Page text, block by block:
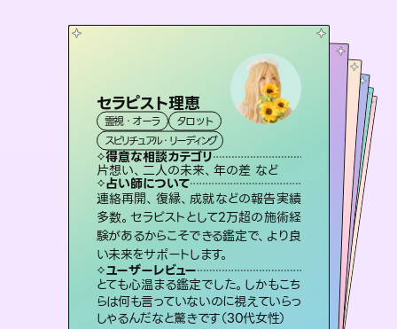
セラピスト理恵
霊視・オーラ
タロット
スピリチュアル・リーディング
得意な相談カテゴリ
片想い、二人の未来、年の差 など
占い師について
連絡再開、復縁、成就などの報告実績
多数。セラピストとして2万超の施術経
験があるからこそできる鑑定で、より良
い未来をサポートします。
ユーザーレビュー
とても心温まる鑑定でした。しかもこち
らは何も言っていないのに視えていらっ
しゃるんだなと驚きです（30代女性）
アイリス -iris-
西洋占星術 タロット
ルーン
得意な相談カテゴリ
恋愛総合、片想い、二人の未来 など
占い師について
復縁、恋愛、不倫の行方、同性愛や片
思い、仕事関係や借金問題まで知りた
いことや心の負担になっていることを
紐解き、背中をそっと押して導きます。
ユーザーレビュー
安心感のあり、言い切ってくれる所や濁
さない鑑定のおかげで、毎回自分の気
持ちを整えられます（30代 男性）
おう 霊感オラクル
霊視・オーラ
オラクルカード
得意な相談カテゴリ
恋愛総合、あの人の気持ち など
占い師について
霊視×オラクルカードを使って「今」と
「未来」そして「気になるあの人の気持
ち」まで丁寧に読み解き、恋や人生のヒ
ントを優しく引き出します。
ユーザーレビュー
不安な気持ちが嘘みたいに晴れまし
た…！よく視えていらっしゃるんだなと
感じました（40代 女性）
未来視師＊花
霊視・オーラ
スピリチュアル・リーディング
得意な相談カテゴリ
出逢い、片想い、復縁 など
占い師について
未来には何パターンもの選択肢があります。不安で視えにくくなっているあなたの素敵な未来を見つけ、その未来を選択できるようアドバイスします。
ユーザーレビュー
職場の人の性質や人間関係、本心など
本当によく視えていてびっくり。対策が
打てて前向きになれます（40代）
彗望（すいぼう
霊視・オーラ
スピリチュアル・リーディング
得意な相談カテゴリ
片想い、あの人の気持ち、復縁 など
占い師について
3,700年以上の歴史を持つ東洋最古の
占術「易占」で詳細まで占い、幸せへ向
かう道筋を示します。厳しい結果にも具
体的な対策をお伝えします。
ユーザーレビュー
複雑な背景もしっかり聞いて鑑定して
いただけました。気持ちが楽になりまし
た（50代 女性）
桃源珠羽
霊視・オーラ タロット
スピリチュアル・リーディング
得意な相談カテゴリ
片想い、あの人の気持ち、復縁 など
占い師について
恋愛のお悩みの中でも特に「曖昧な関
係」の相談を得意としており、友達以上
恋人未満なお相手との今後や本音を丁
寧に読み解き恋愛成就へと導きます。
ユーザーレビュー
鑑定していただいてアドバイス通りに行
動すると仲が復活してきました。ありが
とうございました（40代 女性）